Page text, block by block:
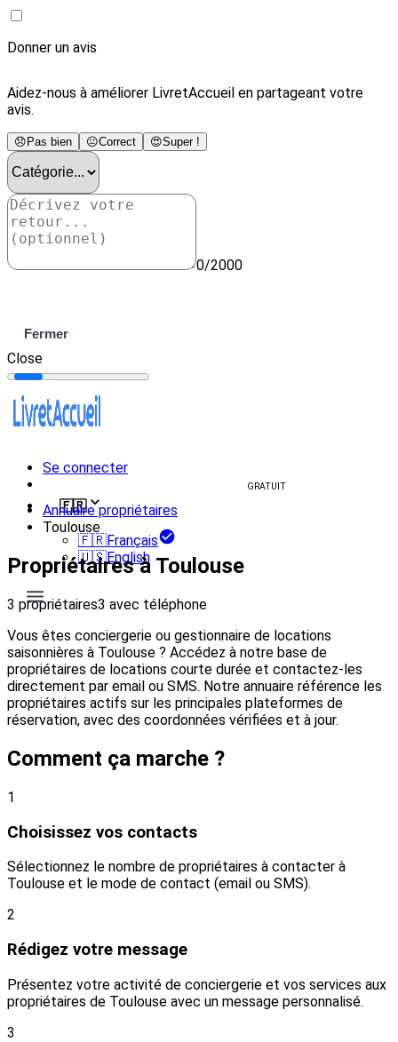
Donner un avis
Aidez-nous à améliorer LivretAccueil en partageant votre
avis.
😞 Pas bien 😐Correct 😍Super !
0/2000
Fermer
Close
Se connecter
GRATUIT
🇫🇷
🇫🇷Français
🇺🇸English
Annuaire propriétaires
Toulouse
Propriétaires à Toulouse
3 propriétaires3 avec téléphone
Vous êtes conciergerie ou gestionnaire de locations
saisonnières à Toulouse ? Accédez à notre base de
propriétaires de locations courte durée et contactez-les
directement par email ou SMS. Notre annuaire référence les
propriétaires actifs sur les principales plateformes de
réservation, avec des coordonnées vérifiées et à jour.
Comment ça marche ?
1
Choisissez vos contacts
Sélectionnez le nombre de propriétaires à contacter à
Toulouse et le mode de contact (email ou SMS).
2
Rédigez votre message
Présentez votre activité de conciergerie et vos services aux
propriétaires de Toulouse avec un message personnalisé.
3